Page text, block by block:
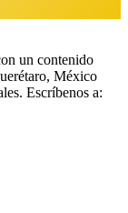
un contenido
México
Escríbenos a: